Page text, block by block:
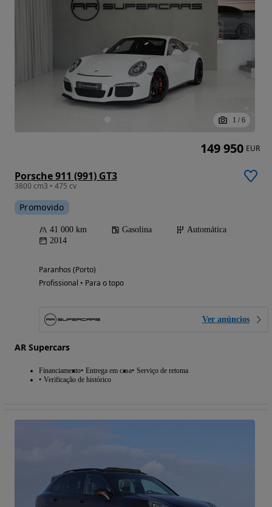
1 / 6
Porsche 911 (991) GT3
3800 cm3 • 475 cv
Promovido
41 000 km Gasolina
Automática
2014
Paranhos (Porto)
Profissional • Para o topo
Ver anúncios
AR Supercars
Financiamento Entrega em casa Serviço de retoma
Verificação de histórico
149 950 EUR